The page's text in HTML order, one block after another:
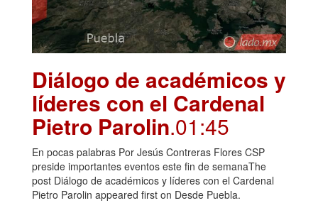
Diálogo de académicos y
líderes con el Cardenal
Pietro Parolin.01:45
En pocas palabras Por Jesús Contreras Flores CSP
preside importantes eventos este fin de semanaThe
post Diálogo de académicos y líderes con el Cardenal
Pietro Parolin appeared first on Desde Puebla.